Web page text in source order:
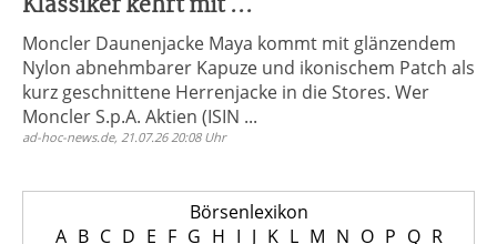
Moncler Daunenjacke Maya kommt mit glänzendem
Nylon abnehmbarer Kapuze und ikonischem Patch als
kurz geschnittene Herrenjacke in die Stores. Wer
Moncler S.p.A. Aktien (ISIN ...
ad-hoc-news.de, 21.07.26 20:08 Uhr
Börsenlexikon
A B C D E F G H I J K L M N O P Q R